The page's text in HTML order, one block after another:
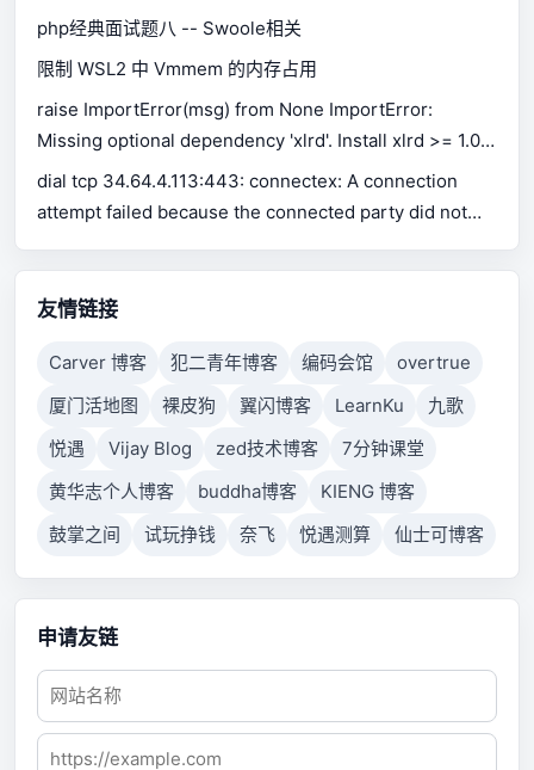
php经典面试题八 -- Swoole相关
限制 WSL2 中 Vmmem 的内存占用
raise ImportError(msg) from None ImportError:
Missing optional dependency 'xlrd'. Install xlrd >= 1.0.0
for Excel support Use pip or conda to install xlrd.
dial tcp 34.64.4.113:443: connectex: A connection
attempt failed because the connected party did not
connection failed because connected host has failed
to respond.
友情链接
Carver 博客 犯二青年博客 编码会馆
overtrue
厦门活地图
裸皮狗 翼闪博客 LearnKu
九歌
悦遇
Vijay Blog zed技术博客
7分钟课堂
黄华志个人博客
buddha博客
KIENG 博客
鼓掌之间
试玩挣钱 奈飞 悦遇测算 仙士可博客
申请友链